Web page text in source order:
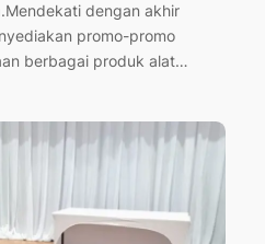
dengan akhir
promo-promo
berbagai produk alat…